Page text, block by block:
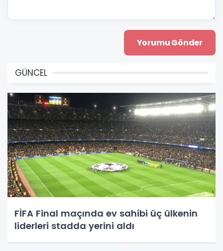
GÜNCEL
FİFA Final maçında ev sahibi üç ülkenin
liderleri stadda yerini aldı